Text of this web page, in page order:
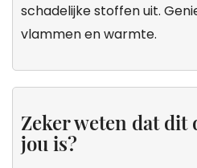
schadelijke stoffen uit.
vlammen en warmte.
Zeker weten dat dit
jou is?